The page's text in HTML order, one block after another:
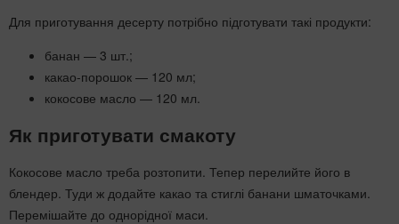
Для приготування десерту потрібно підготувати такі продукти:
банан — 3 шт.;
какао-порошок — 120 мл;
кокосове масло — 120 мл.
Як приготувати смакоту
Кокосове масло треба розтопити. Тепер перелийте його в
блендер. Туди ж додайте какао та стиглі банани шматочками.
Перемішайте до однорідної маси.